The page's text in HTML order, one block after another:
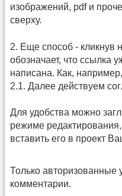
изображений, pdf и
сверху.
2. Еще способ - кликнув
обозначает, что ссылка
написана. Как, например,
2.1. Далее действуем
Для удобства можно
режиме
вставить его в проект
Только авторизованные
комментарии.